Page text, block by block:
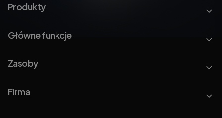
Produkty
Główne funkcje
Zasoby
Firma